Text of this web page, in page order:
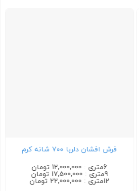
فرش افشان دلربا ۷۰۰ شانه کرم
6متری : 12,000,000 تومان
9متری : 17,500,000 تومان
12متری : 22,000,000 تومان